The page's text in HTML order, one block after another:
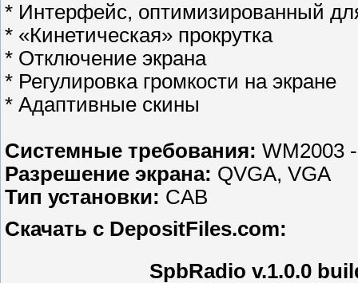
* Интерфейс, оптимизированный
* «Кинетическая» прокрутка
* Отключение экрана
* Регулировка громкости на экране
* Адаптивные скины
Системные требования: WM2003
Разрешение экрана: QVGA, VGA
Тип установки: CAB
Скачать с DepositFiles.com:
SpbRadio v.1.0.0